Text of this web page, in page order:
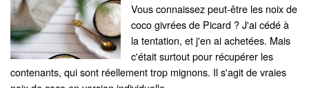
Vous connaissez peut-être les noix de
coco givrées de Picard ? J'ai cédé à
la tentation, et j'en ai achetées. Mais
c'était surtout pour récupérer les
contenants, qui sont réellement trop mignons. Il s'agit de vraies